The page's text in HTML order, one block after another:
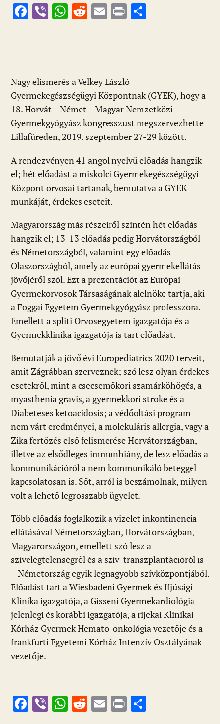
F
o
o
k
Vi W
A
p
p
R
t
E Pr
g
Nagy elismerés a Velkey László
Gyermekegészségügyi Központnak (GYEK), hogy a
18. Horvát – Német – Magyar Nemzetközi
Gyermekgyógyász kongresszust megszervezhette
Lillafüreden, 2019. szeptember 27-29 között.
A rendezvényen 41 angol nyelvű előadás hangzik
el; hét előadást a miskolci Gyermekegészségügyi
Központ orvosai tartanak, bemutatva a GYEK
munkáját, érdekes eseteit.
Magyarország más részeiről szintén hét előadás
hangzik el; 13-13 előadás pedig Horvátországból
és Németországból, valamint egy előadás
Olaszországból, amely az európai gyermekellátás
jövőjéről szól. Ezt a prezentációt az Európai
Gyermekorvosok Társaságának alelnöke tartja, aki
a Foggai Egyetem Gyermekgyógyász professzora.
Emellett a spliti Orvosegyetem igazgatója és a
Gyermekklinika igazgatója is tart előadást.
Bemutatják a jövő évi Europediatrics 2020 terveit,
amit Zágrábban szerveznek; szó lesz olyan érdekes
esetekről, mint a csecsemőkori szamárköhögés, a
myasthenia gravis, a gyermekkori stroke és a
Diabeteses ketoacidosis; a védőoltási program
nem várt eredményei, a molekuláris allergia, vagy a
Zika fertőzés első felismerése Horvátországban,
illetve az elsődleges immunhiány, de lesz előadás a
kommunikációról a nem kommunikáló beteggel
kapcsolatosan is. Sőt, arról is beszámolnak, milyen
volt a lehető legrosszabb ügyelet.
Több előadás foglalkozik a vizelet inkontinencia
ellátásával Németországban, Horvátországban,
Magyarországon, emellett szó lesz a
szívelégtelenségről és a szív-transzplantációról is
– Németország egyik legnagyobb szívközpontjából.
Előadást tart a Wiesbadeni Gyermek és Ifjúsági
Klinika igazgatója, a Gisseni Gyermekardiológia
jelenlegi és korábbi igazgatója, a rijekai Klinikai
Kórház Gyermek Hemato-onkológia vezetője és a
frankfurti Egyetemi Kórház Intenzív Osztályának
vezetője.
F Vi W R E Pr